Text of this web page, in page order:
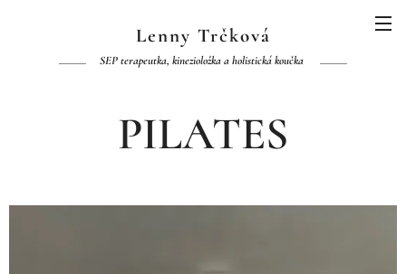
Lenny Trčková
SEP terapeutka, kinezioložka a holistická koučka
PILATES